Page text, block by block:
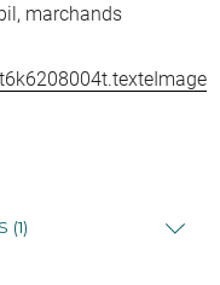
marchands
(1)